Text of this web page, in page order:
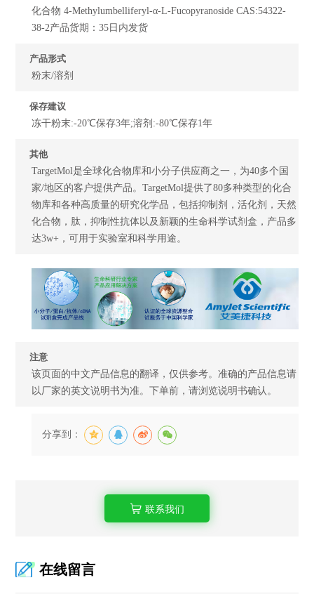
化合物 4-Methylumbelliferyl-α-L-Fucopyranoside CAS:54322-
38-2产品货期：35日内发货
产品形式
粉末/溶剂
保存建议
冻干粉末:-20℃保存3年;溶剂:-80℃保存1年
其他
TargetMol是全球化合物库和小分子供应商之一，为40多个国
家/地区的客户提供产品。TargetMol提供了80多种类型的化合
物库和各种高质量的研究化学品，包括抑制剂，活化剂，天然
化合物，肽，抑制性抗体以及新颖的生命科学试剂盒，产品多
达3w+，可用于实验室和科学用途。
注意
该页面的中文产品信息的翻译，仅供参考。准确的产品信息请
以厂家的英文说明书为准。下单前，请浏览说明书确认。
分享到：
联系我们
在线留言